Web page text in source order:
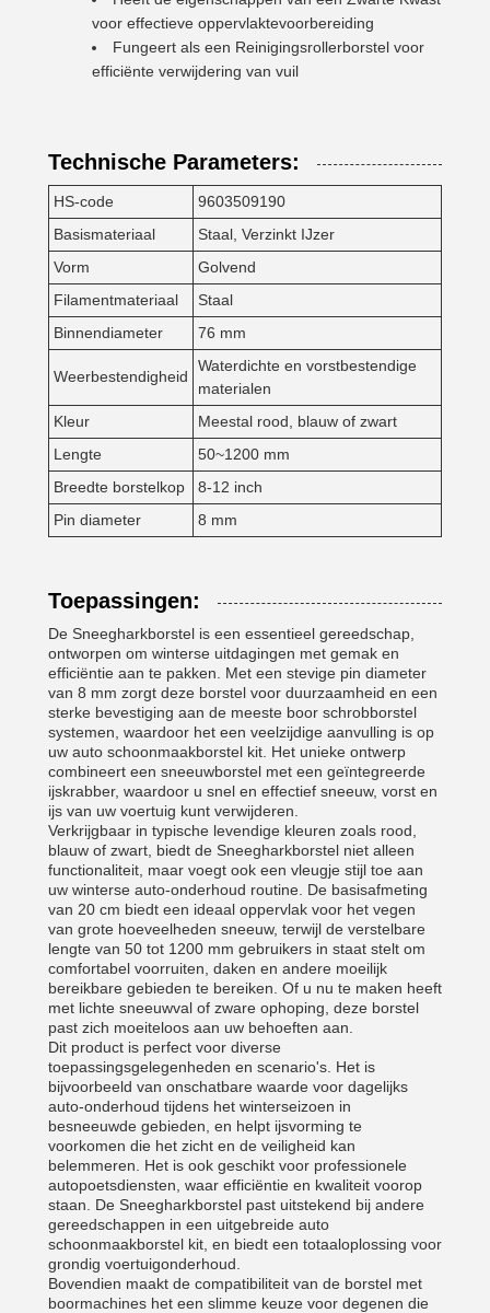
voor effectieve oppervlaktevoorbereiding
Fungeert als een Reinigingsrollerborstel voor
efficiënte verwijdering van vuil
Technische Parameters:
HS-code
9603509190
Basismateriaal
Staal, Verzinkt IJzer
Vorm
Golvend
Filamentmateriaal
Staal
Binnendiameter
76 mm
Weerbestendigheid
Waterdichte en vorstbestendige
materialen
Kleur
Meestal rood, blauw of zwart
Lengte
50~1200 mm
Breedte borstelkop
8-12 inch
Pin diameter
8 mm
Toepassingen:
De Sneegharkborstel is een essentieel gereedschap,
ontworpen om winterse uitdagingen met gemak en
efficiëntie aan te pakken. Met een stevige pin diameter
van 8 mm zorgt deze borstel voor duurzaamheid en een
sterke bevestiging aan de meeste boor schrobborstel
systemen, waardoor het een veelzijdige aanvulling is op
uw auto schoonmaakborstel kit. Het unieke ontwerp
combineert een sneeuwborstel met een geïntegreerde
ijskrabber, waardoor u snel en effectief sneeuw, vorst en
ijs van uw voertuig kunt verwijderen.
Verkrijgbaar in typische levendige kleuren zoals rood,
blauw of zwart, biedt de Sneegharkborstel niet alleen
functionaliteit, maar voegt ook een vleugje stijl toe aan
uw winterse auto-onderhoud routine. De basisafmeting
van 20 cm biedt een ideaal oppervlak voor het vegen
van grote hoeveelheden sneeuw, terwijl de verstelbare
lengte van 50 tot 1200 mm gebruikers in staat stelt om
comfortabel voorruiten, daken en andere moeilijk
bereikbare gebieden te bereiken. Of u nu te maken heeft
met lichte sneeuwval of zware ophoping, deze borstel
past zich moeiteloos aan uw behoeften aan.
Dit product is perfect voor diverse
toepassingsgelegenheden en scenario's. Het is
bijvoorbeeld van onschatbare waarde voor dagelijks
auto-onderhoud tijdens het winterseizoen in
besneeuwde gebieden, en helpt ijsvorming te
voorkomen die het zicht en de veiligheid kan
belemmeren. Het is ook geschikt voor professionele
autopoetsdiensten, waar efficiëntie en kwaliteit voorop
staan. De Sneegharkborstel past uitstekend bij andere
gereedschappen in een uitgebreide auto
schoonmaakborstel kit, en biedt een totaaloplossing voor
grondig voertuigonderhoud.
Bovendien maakt de compatibiliteit van de borstel met
boormachines het een slimme keuze voor degenen die